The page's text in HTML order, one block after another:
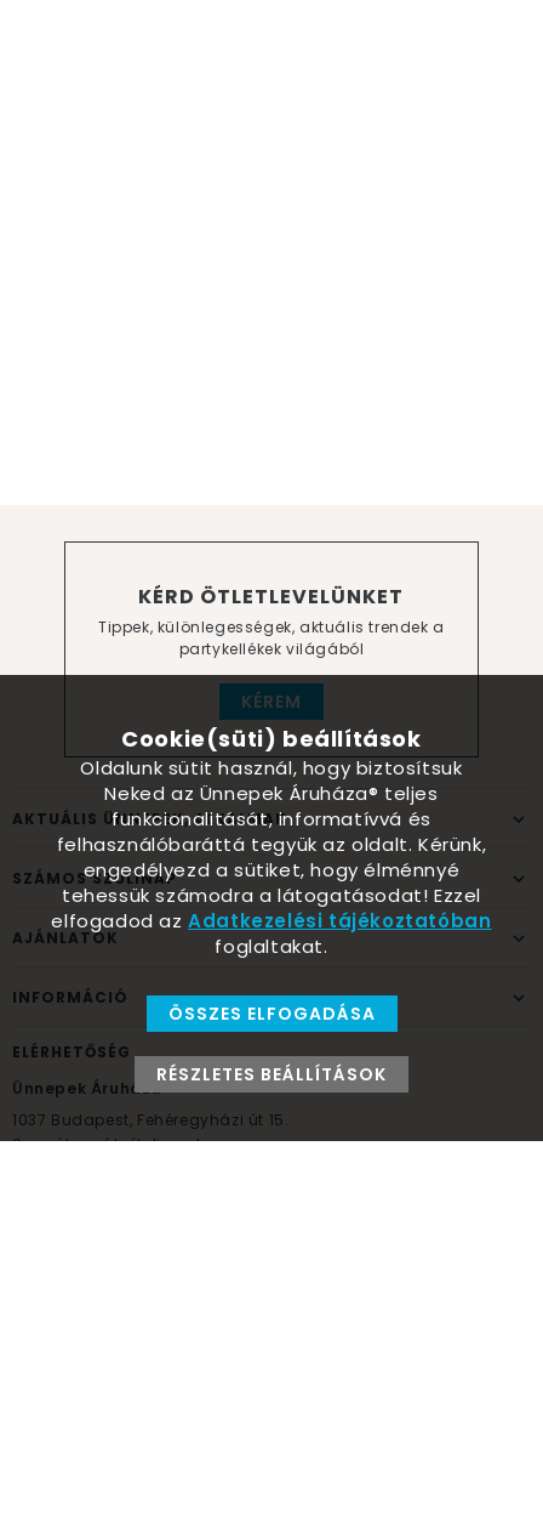
KÉRD ÖTLETLEVELÜNKET
Tippek, különlegességek, aktuális trendek a
partykellékek világából
KÉREM
AKTUÁLIS ÜNNEPEK, ALKALMAK
SZÁMOS SZÜLINAP
AJÁNLATOK
INFORMÁCIÓ
ELÉRHETŐSÉG
Ünnepek Áruháza
1037 Budapest, Fehéregyházi út 15.
Személyes átvételi pont
Cookie(süti) beállítások
Oldalunk sütit használ, hogy biztosítsuk
Neked az Ünnepek Áruháza® teljes
funkcionalitását, informatívvá és
felhasználóbaráttá tegyük az oldalt. Kérünk,
engedélyezd a sütiket, hogy élménnyé
tehessük számodra a látogatásodat! Ezzel
elfogadod azAdatkezelési tájékoztatóban
foglaltakat.
ÖSSZES ELFOGADÁSA
RÉSZLETES BEÁLLÍTÁSOK